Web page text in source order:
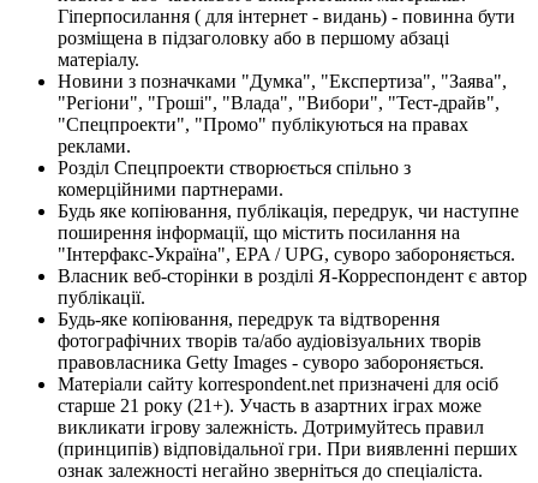
Гіперпосилання ( для інтернет - видань) - повинна бути
розміщена в підзаголовку або в першому абзаці
матеріалу.
Новини з позначками "Думка", "Експертиза", "Заява",
"Регіони", "Гроші", "Влада", "Вибори", "Тест-драйв",
"Спецпроекти", "Промо" публікуються на правах
реклами.
Розділ Спецпроекти створюється спільно з
комерційними партнерами.
Будь яке копіювання, публікація, передрук, чи наступне
поширення інформації, що містить посилання на
"Інтерфакс-Україна", EPA / UPG, суворо забороняється.
Власник веб-сторінки в розділі Я-Корреспондент є автор
публікації.
Будь-яке копіювання, передрук та відтворення
фотографічних творів та/або аудіовізуальних творів
правовласника Getty Images - суворо забороняється.
Матеріали сайту korrespondent.net призначені для осіб
старше 21 року (21+). Участь в азартних іграх може
викликати ігрову залежність. Дотримуйтесь правил
(принципів) відповідальної гри. При виявленні перших
ознак залежності негайно зверніться до спеціаліста.